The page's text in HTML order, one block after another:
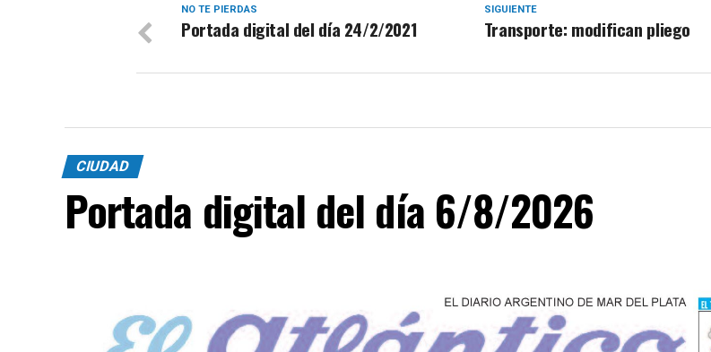
SIGUIENTE
Transporte: modifican pliego
NO TE PIERDAS
Portada digital del día 24/2/2021
CIUDAD
Portada digital del día 6/8/2026